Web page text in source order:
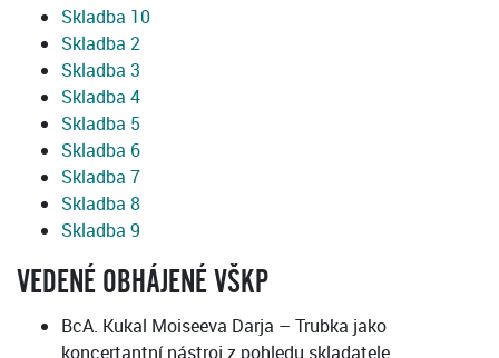
Skladba 10
Skladba 2
Skladba 3
Skladba 4
Skladba 5
Skladba 6
Skladba 7
Skladba 8
Skladba 9
VEDENÉ OBHÁJENÉ VŠKP
BcA. Kukal Moiseeva Darja – Trubka jako
koncertantní nástroj z pohledu skladatele